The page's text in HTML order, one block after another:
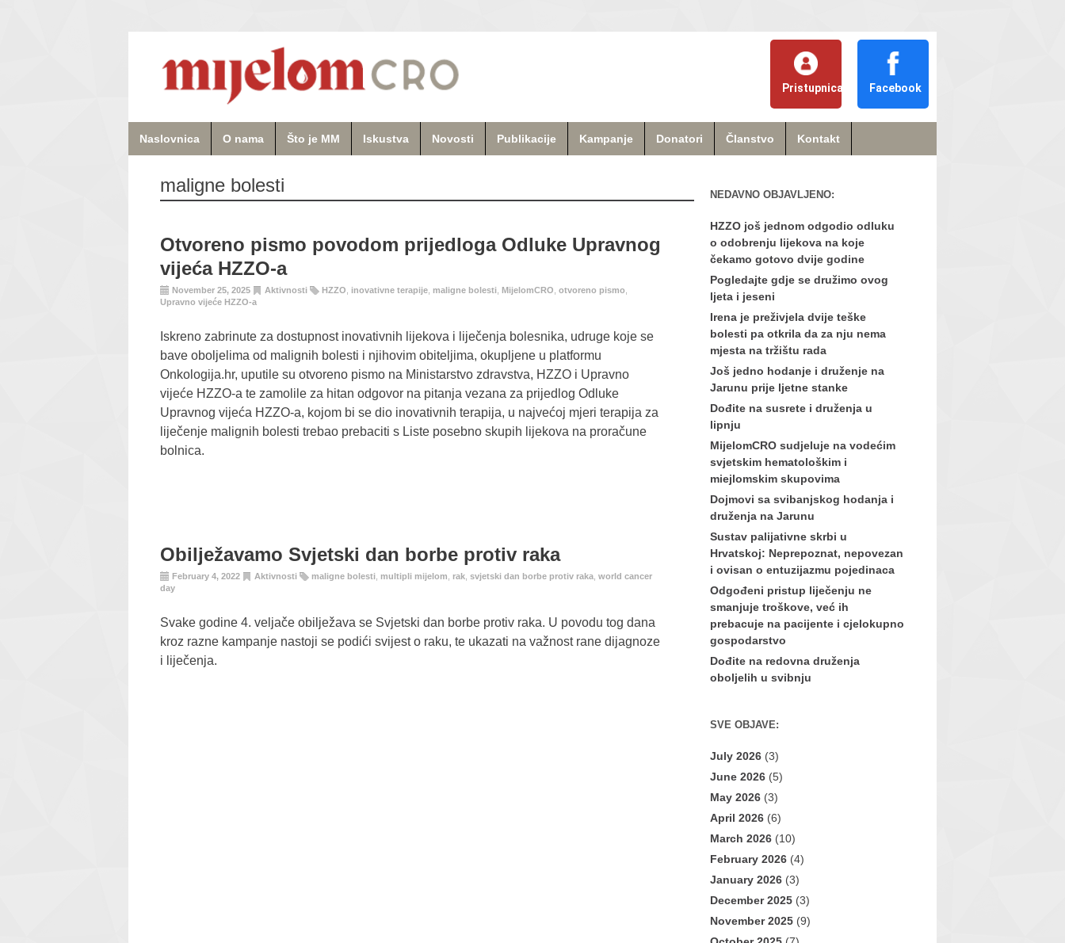
Pristupnica Facebook
Naslovnica O nama Što je MM Iskustva Novosti Publikacije Kampanje Donatori Članstvo Kontakt
maligne bolesti
Otvoreno pismo povodom prijedloga Odluke Upravnog
vijeća HZZO-a
November 25, 2025 Aktivnosti HZZO inovativne terapije maligne bolesti MijelomCRO otvoreno pismo
Upravno vijeće HZZO-a
Iskreno zabrinute za dostupnost inovativnih lijekova i liječenja bolesnika, udruge koje se
bave oboljelima od malignih bolesti i njihovim obiteljima, okupljene u platformu
Onkologija.hr, uputile su otvoreno pismo na Ministarstvo zdravstva, HZZO i Upravno
vijeće HZZO-a te zamolile za hitan odgovor na pitanja vezana za prijedlog Odluke
Upravnog vijeća HZZO-a, kojom bi se dio inovativnih terapija, u najvećoj mjeri terapija za
liječenje malignih bolesti trebao prebaciti s Liste posebno skupih lijekova na proračune
bolnica.
Obilježavamo Svjetski dan borbe protiv raka
February 4, 2022 Aktivnosti maligne bolesti multipli mijelom rak svjetski dan borbe protiv raka world cancer
day
Svake godine 4. veljače obilježava se Svjetski dan borbe protiv raka. U povodu tog dana
kroz razne kampanje nastoji se podići svijest o raku, te ukazati na važnost rane dijagnoze
i liječenja.
NEDAVNO OBJAVLJENO:
HZZO još jednom odgodio odluku
o odobrenju lijekova na koje
čekamo gotovo dvije godine
Pogledajte gdje se družimo ovog
ljeta i jeseni
Irena je preživjela dvije teške
bolesti pa otkrila da za nju nema
mjesta na tržištu rada
Još jedno hodanje i druženje na
Jarunu prije ljetne stanke
Dođite na susrete i druženja u
lipnju
MijelomCRO sudjeluje na vodećim
svjetskim hematološkim i
miejlomskim skupovima
Dojmovi sa svibanjskog hodanja i
druženja na Jarunu
Sustav palijativne skrbi u
Hrvatskoj: Neprepoznat, nepovezan
i ovisan o entuzijazmu pojedinaca
Odgođeni pristup liječenju ne
smanjuje troškove, već ih
prebacuje na pacijente i cjelokupno
gospodarstvo
Dođite na redovna druženja
oboljelih u svibnju
SVE OBJAVE:
July 2026 (3)
June 2026 (5)
May 2026 (3)
April 2026 (6)
March 2026 (10)
February 2026 (4)
January 2026 (3)
December 2025 (3)
November 2025 (9)